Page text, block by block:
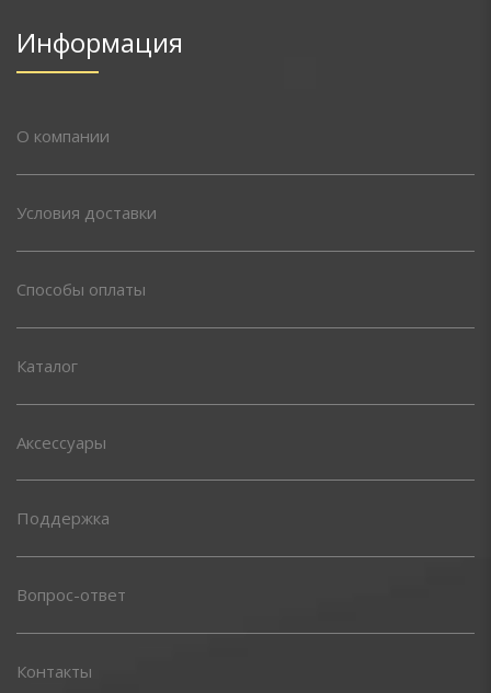
Информация
О компании
Условия доставки
Способы оплаты
Каталог
Аксессуары
Поддержка
Вопрос-ответ
Контакты